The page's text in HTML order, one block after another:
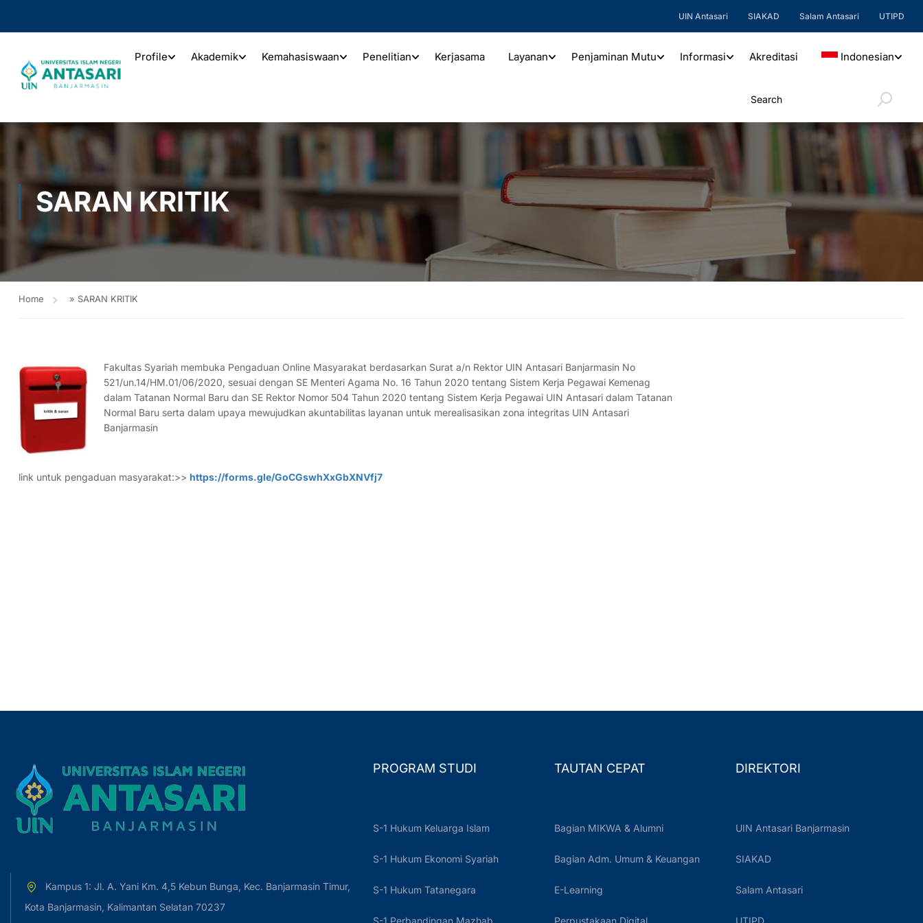
UIN Antasari SIAKAD Salam Antasari UTIPD
Profile Akademik Kemahasiswaan Penelitian Kerjasama Layanan Penjaminan Mutu Informasi Akreditasi Indonesian
SARAN KRITIK
Home » SARAN KRITIK
Fakultas Syariah membuka Pengaduan Online Masyarakat berdasarkan Surat a/n Rektor UIN Antasari Banjarmasin No
521/un.14/HM.01/06/2020, sesuai dengan SE Menteri Agama No. 16 Tahun 2020 tentang Sistem Kerja Pegawai Kemenag
dalam Tatanan Normal Baru dan SE Rektor Nomor 504 Tahun 2020 tentang Sistem Kerja Pegawai UIN Antasari dalam Tatanan
Normal Baru serta dalam upaya mewujudkan akuntabilitas layanan untuk merealisasikan zona integritas UIN Antasari
Banjarmasin
link untuk pengaduan masyarakat:>> https://forms.gle/GoCGswhXxGbXNVfj7
Kampus 1: Jl. A. Yani Km. 4,5 Kebun Bunga, Kec. Banjarmasin Timur,
Kota Banjarmasin, Kalimantan Selatan 70237
PROGRAM STUDI
S-1 Hukum Keluarga Islam
S-1 Hukum Ekonomi Syariah
S-1 Hukum Tatanegara
S-1 Perbandingan Mazhab
TAUTAN CEPAT
Bagian MIKWA & Alumni
Bagian Adm. Umum & Keuangan
E-Learning
Perpustakaan Digital
DIREKTORI
UIN Antasari Banjarmasin
SIAKAD
Salam Antasari
UTIPD